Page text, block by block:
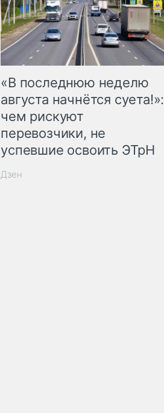
«В последнюю неделю
августа начнётся суета!»:
чем рискуют
перевозчики, не
успевшие освоить ЭТрН
Дзен